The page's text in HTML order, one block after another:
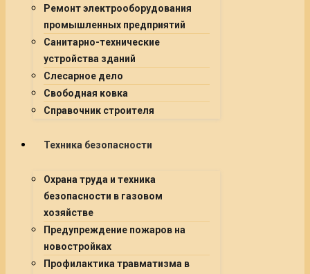
Ремонт электрооборудования
промышленных предприятий
Санитарно-технические
устройства зданий
Слесарное дело
Свободная ковка
Справочник строителя
Техника безопасности
Охрана труда и техника
безопасности в газовом
хозяйстве
Предупреждение пожаров на
новостройках
Профилактика травматизма в